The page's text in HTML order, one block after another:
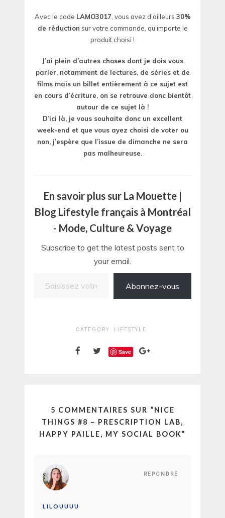
Avec le code LAMO3017 , vous avez d’ailleurs 30%
de réduction sur votre commande, qu’importe le
produit choisi !
J’ai plein d’autres choses dont je dois vous
parler, notamment de lectures, de séries et de
films mais un billet entièrement à ce sujet est
en cours d’écriture, on se retrouve donc bientôt
autour de ce sujet là !
D’ici là, je vous souhaite donc un excellent
week-end et que vous ayez choisi de voter ou
non, j’espère que l’issue de dimanche ne sera
pas malheureuse.
En savoir plus sur La Mouette |
Blog Lifestyle français à Montréal
- Mode, Culture & Voyage
Subscribe to get the latest posts sent to
your email.
Abonnez-vous
CATEGORY: LIFESTYLE
Save
5 COMMENTAIRES SUR “NICE
THINGS #8 – PRESCRIPTION LAB,
HAPPY PAILLE, MY SOCIAL BOOK”
REPONDRE
LILOUUUU